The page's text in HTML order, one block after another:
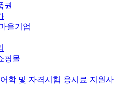
권
을기업
핑몰
학 및 자격시험 응시료 지원사